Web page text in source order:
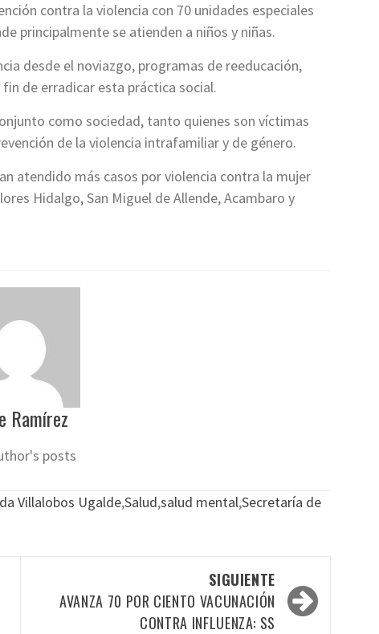
contra la violencia con 70 unidades especiales
principalmente se atienden a niños y niñas.
desde el noviazgo, programas de reeducación,
de erradicar esta práctica social.
como sociedad, tanto quienes son víctimas
de la violencia intrafamiliar y de género.
atendido más casos por violencia contra la mujer
Hidalgo, San Miguel de Allende, Acambaro y
Ramírez
posts
Villalobos Ugalde,Salud,salud mental,Secretaría de
SIGUIENTE
AVANZA 70 POR CIENTO VACUNACIÓN
CONTRA INFLUENZA: SS